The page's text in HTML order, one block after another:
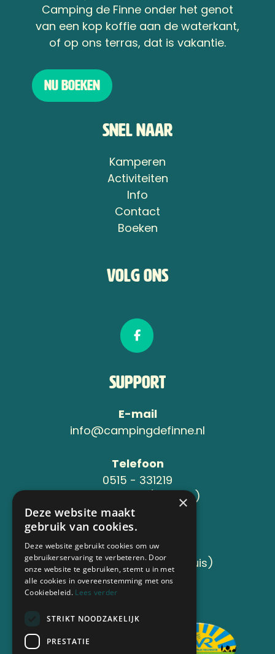
Camping de Finne onder het genot
van een kop koffie aan de waterkant,
of op ons terras, dat is vakantie.
Nu boeken
Snel naar
Kamperen
Activiteiten
Info
Contact
Boeken
Volg ons
Support
E-mail
info@campingdefinne.nl
Telefoon
0515 - 331219
06-24119734 (Jeroen )
Adres
Sânleansterdyk 6
8736 JB Reahûs (Roodhuis)
Aangesloten bij
×
Deze website maakt
gebruik van cookies.
Deze website gebruikt cookies om uw
gebruikerservaring te verbeteren. Door
onze website te gebruiken, stemt u in met
alle cookies in overeenstemming met ons
Cookiebeleid. Lees verder
STRIKT NOODZAKELIJK
PRESTATIE